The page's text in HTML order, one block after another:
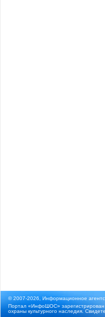
© 2007-2026, Информационное
Портал «ИнфоШОС» зарегистрирован
охраны культурного наследия.